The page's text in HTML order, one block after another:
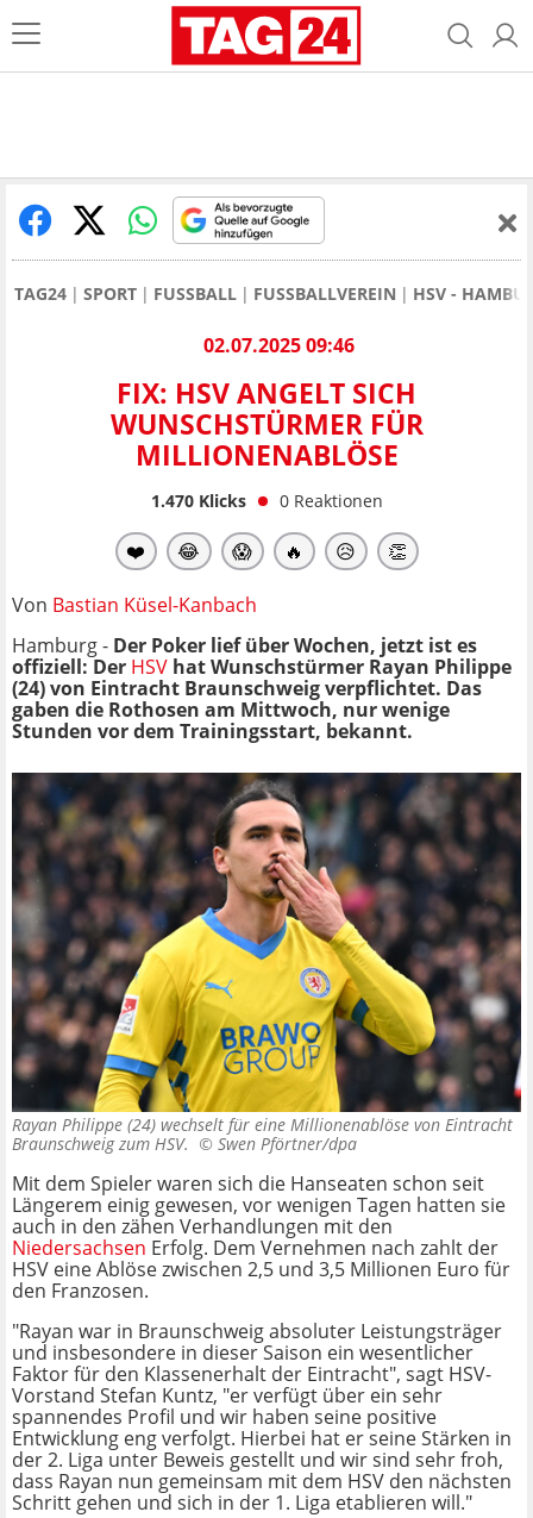
TAG24 SPORT FUSSBALL FUSSBALLVEREIN HSV -
02.07.2025 09:46
FIX: HSV ANGELT SICH
WUNSCHSTÜRMER FÜR
MILLIONENABLÖSE
1.470Klicks 0 Reaktionen
❤️ 😂 😱 🔥 😥 👏
Von Bastian Küsel-Kanbach
Hamburg - Der Poker lief über Wochen, jetzt ist es
offiziell: Der HSV hat Wunschstürmer Rayan Philippe
(24) von Eintracht Braunschweig verpflichtet. Das
gaben die Rothosen am Mittwoch, nur wenige
Stunden vor dem Trainingsstart, bekannt.
Rayan Philippe (24) wechselt für eine Millionenablöse von Eintracht
Braunschweig zum HSV. © Swen Pförtner/dpa
Mit dem Spieler waren sich die Hanseaten schon seit
Längerem einig gewesen, vor wenigen Tagen hatten sie
auch in den zähen Verhandlungen mit den
Niedersachsen Erfolg. Dem Vernehmen nach zahlt der
HSV eine Ablöse zwischen 2,5 und 3,5 Millionen Euro für
den Franzosen.
"Rayan war in Braunschweig absoluter Leistungsträger
und insbesondere in dieser Saison ein wesentlicher
Faktor für den Klassenerhalt der Eintracht", sagt HSV-
Vorstand Stefan Kuntz, "er verfügt über ein sehr
spannendes Profil und wir haben seine positive
Entwicklung eng verfolgt. Hierbei hat er seine Stärken in
der 2. Liga unter Beweis gestellt und wir sind sehr froh,
dass Rayan nun gemeinsam mit dem HSV den nächsten
Schritt gehen und sich in der 1. Liga etablieren will."